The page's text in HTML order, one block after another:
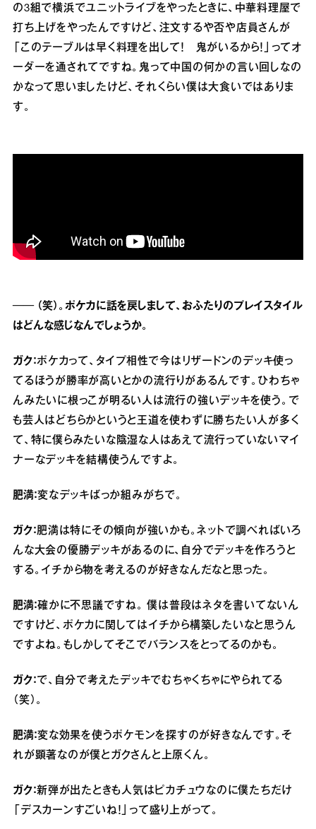
の3組で横浜でユニットライブをやったときに、中華料理屋で
打ち上げをやったんですけど、注文するや否や店員さんが
「このテーブルは早く料理を出して！ 鬼がいるから！」ってオ
ーダーを通されてですね。鬼って中国の何かの言い回しなの
かなって思いましたけど、それくらい僕は大食いではありま
す。
── （笑）。ポケカに話を戻しまして、おふたりのプレイスタイル
はどんな感じなんでしょうか。
ガク：ポケカって、タイプ相性で今はリザードンのデッキ使っ
てるほうが勝率が高いとかの流行りがあるんです。ひわちゃ
んみたいに根っこが明るい人は流行の強いデッキを使う。で
も芸人はどちらかというと王道を使わずに勝ちたい人が多く
て、特に僕らみたいな陰湿な人はあえて流行っていないマイ
ナーなデッキを結構使うんですよ。
肥満：変なデッキばっか組みがちで。
ガク：肥満は特にその傾向が強いかも。ネットで調べればいろ
んな大会の優勝デッキがあるのに、自分でデッキを作ろうと
する。イチから物を考えるのが好きなんだなと思った。
肥満：確かに不思議ですね。 僕は普段はネタを書いてないん
ですけど、ポケカに関してはイチから構築したいなと思うん
ですよね。もしかしてそこでバランスをとってるのかも。
ガク：で、自分で考えたデッキでむちゃくちゃにやられてる
（笑）。
肥満：変な効果を使うポケモンを探すのが好きなんです。そ
れが顕著なのが僕とガクさんと上原くん。
ガク：新弾が出たときも人気はピカチュウなのに僕たちだけ
「デスカーンすごいね！」って盛り上がって。